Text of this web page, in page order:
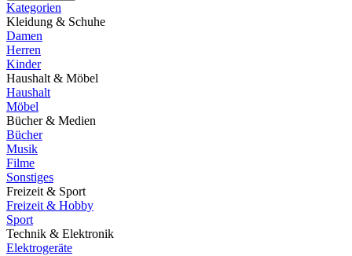
Kategorien
Kleidung & Schuhe
Damen
Herren
Kinder
Haushalt & Möbel
Haushalt
Möbel
Bücher & Medien
Bücher
Musik
Filme
Sonstiges
Freizeit & Sport
Freizeit & Hobby
Sport
Technik & Elektronik
Elektrogeräte